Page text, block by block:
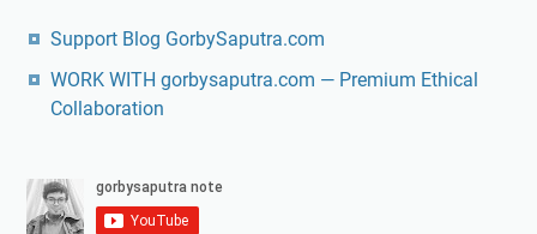
Support Blog GorbySaputra.com
WORK WITH gorbysaputra.com — Premium Ethical
Collaboration